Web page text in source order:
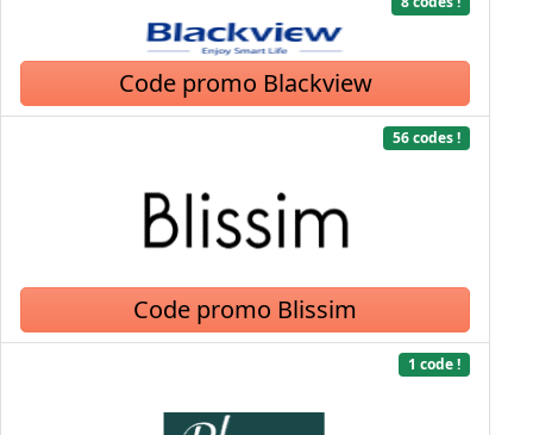
Code promo Blackview
56 codes !
Code promo Blissim
1 code !